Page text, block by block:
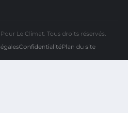
Le Climat. Tous droits réservés.
ConfidentialitéPlan du site